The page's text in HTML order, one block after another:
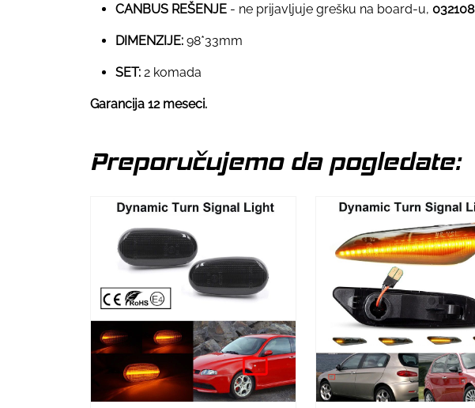
CANBUS REŠENJE - ne prijavljuje grešku na board-u, 032108
DIMENZIJE: 98*33mm
SET: 2 komada
Garancija 12 meseci.
Preporučujemo da pogledate: